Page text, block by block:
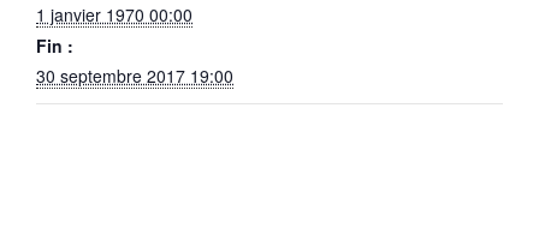
1 janvier 1970 00:00
Fin :
30 septembre 2017 19:00